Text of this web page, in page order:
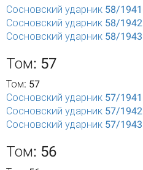
Сосновский ударник 58/1941
Сосновский ударник 58/1942
Сосновский ударник 58/1943
Том: 57
Том: 57
Сосновский ударник 57/1941
Сосновский ударник 57/1942
Сосновский ударник 57/1943
Том: 56